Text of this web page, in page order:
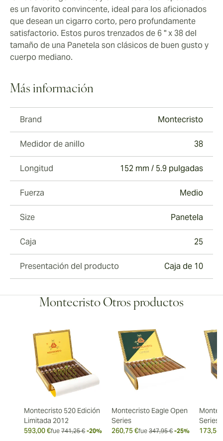
es un favorito convincente, ideal para los aficionados
que desean un cigarro corto, pero profundamente
satisfactorio. Estos puros trenzados de 6 " x 38 del
tamaño de una Panetela son clásicos de buen gusto y
cuerpo mediano.
Más información
Brand Montecristo
Medidor de anillo 38
Longitud 152 mm / 5.9 pulgadas
Fuerza Medio
Size Panetela
Caja 25
Presentación del producto Caja de 10
Montecristo Otros productos
Montecristo 520 Edición
Limitada 2012
593,00 €fue 741,25 € -20%
Montecristo Eagle Open
Series
260,75 €fue 347,95 € -25%
Series
173,54